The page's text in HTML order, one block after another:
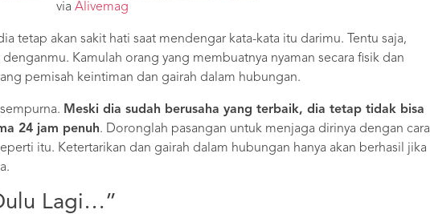
via Alivemag
tetap akan sakit hati saat mendengar kata-kata itu darimu. Tentu saja,
Kamulah orang yang membuatnya nyaman secara fisik dan
pemisah keintiman dan gairah dalam hubungan.
Meski dia sudah berusaha yang terbaik, dia tetap tidak bisa
24 jam penuh. Doronglah pasangan untuk menjaga dirinya dengan cara
itu. Ketertarikan dan gairah dalam hubungan hanya akan berhasil jika
Lagi…”